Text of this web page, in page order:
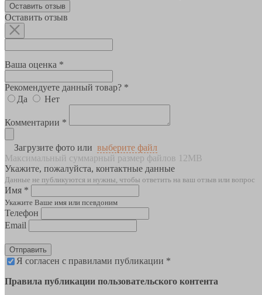
Оставить отзыв
Оставить отзыв
Ваша оценка *
Рекомендуете данный товар? *
Да
Нет
Комментарии *
Загрузите фото или выберите файл
Максимальный суммарный размер файлов 12MB
Укажите, пожалуйста, контактные данные
Данные не публикуются и нужны, чтобы ответить на ваш отзыв или вопрос
Имя *
Укажите Ваше имя или псевдоним
Телефон
Email
Отправить
Я согласен с правилами публикации *
Правила публикации пользовательского контента